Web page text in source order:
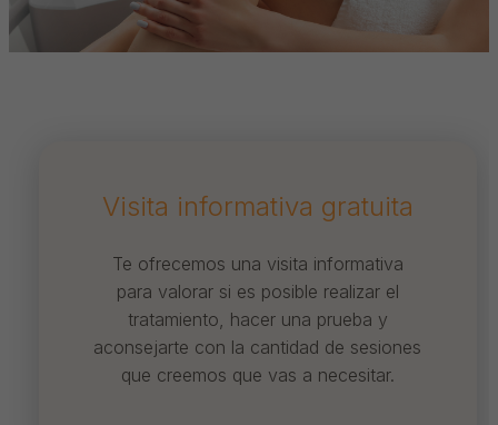
Visita informativa gratuita
Te ofrecemos una visita informativa
para valorar si es posible realizar el
tratamiento, hacer una prueba y
aconsejarte con la cantidad de sesiones
que creemos que vas a necesitar.